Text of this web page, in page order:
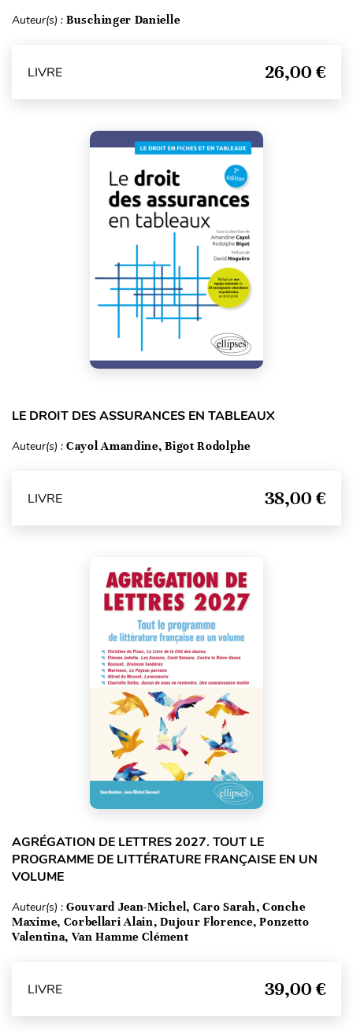
Auteur(s) : Buschinger Danielle
LIVRE 26,00 €
LE DROIT DES ASSURANCES EN TABLEAUX
Auteur(s) : Cayol Amandine, Bigot Rodolphe
LIVRE 38,00 €
AGRÉGATION DE LETTRES 2027. TOUT LE
PROGRAMME DE LITTÉRATURE FRANÇAISE EN UN
VOLUME
Auteur(s) : Gouvard Jean-Michel, Caro Sarah, Conche
Maxime, Corbellari Alain, Dujour Florence, Ponzetto
Valentina, Van Hamme Clément
LIVRE 39,00 €